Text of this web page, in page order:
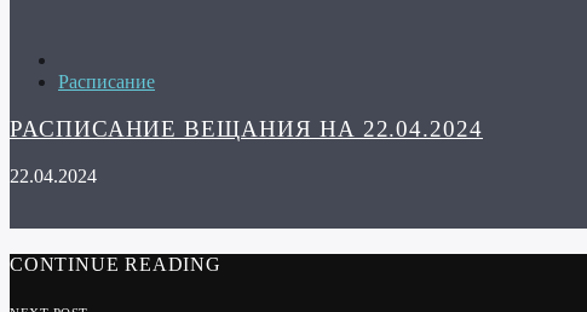
Расписание
РАСПИСАНИЕ ВЕЩАНИЯ НА 22.04.2024
22.04.2024
CONTINUE READING